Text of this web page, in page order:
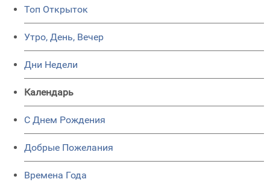
Топ Открыток
Утро, День, Вечер
Дни Недели
Календарь
C Днем Рождения
Добрые Пожелания
Времена Года